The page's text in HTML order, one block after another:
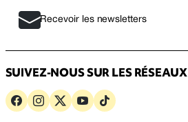
Recevoir les newsletters
SUIVEZ-NOUS SUR LES RÉSEAUX